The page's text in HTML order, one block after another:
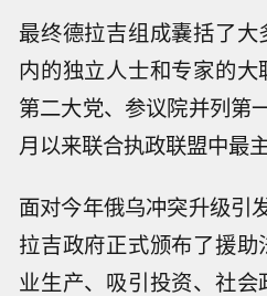
最终德拉吉组成嚢括了
内的独立人士和专家的
第二大党、参议院并列第
月以来联合执政联盟中最
面对今年俄乌冲突升级引
拉吉政府正式颁布了援
业生产、吸引投资、社